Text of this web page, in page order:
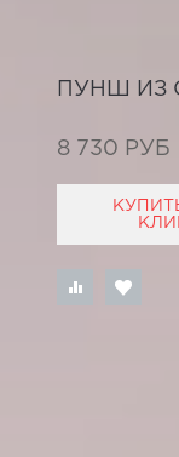
ПУНШ ИЗ
8 730 РУБ